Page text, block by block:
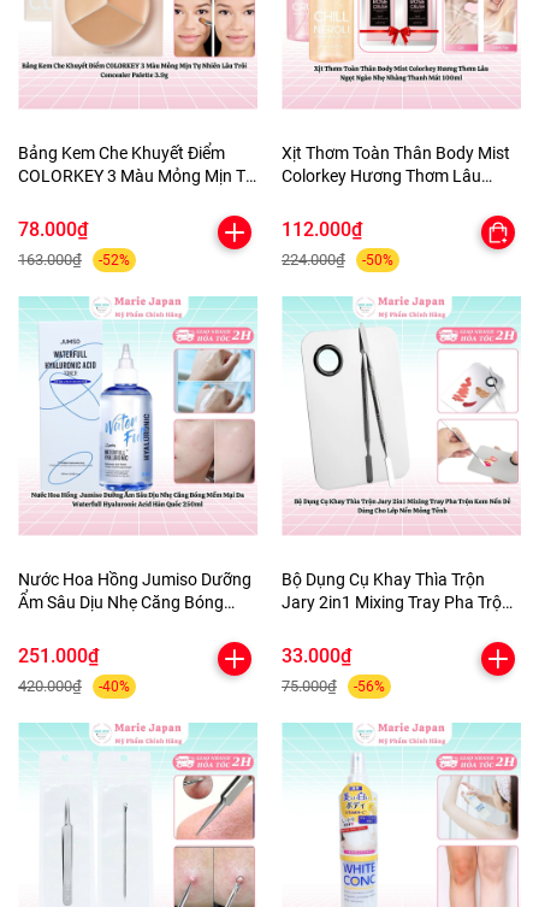
Bảng Kem Che Khuyết Điểm
COLORKEY 3 Màu Mỏng Mịn Tự
Palette 3.9g
78.000₫
163.000₫ -52%
Xịt Thơm Toàn Thân Body Mist
Colorkey Hương Thơm Lâu
Mát 100ml
112.000₫
224.000₫ -50%
Nước Hoa Hồng Jumiso Dưỡng
Ẩm Sâu Dịu Nhẹ Căng Bóng
Hyaluronic Acid Hàn Quốc
251.000₫
420.000₫ -40%
Bộ Dụng Cụ Khay Thìa Trộn
Jary 2in1 Mixing Tray Pha Trộn
Mỏng Tênh
33.000₫
75.000₫ -56%